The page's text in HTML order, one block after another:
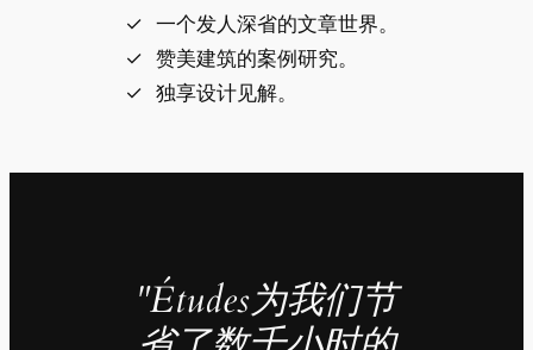
一个发人深省的文章世界。
赞美建筑的案例研究。
独享设计见解。
"Études为我们节